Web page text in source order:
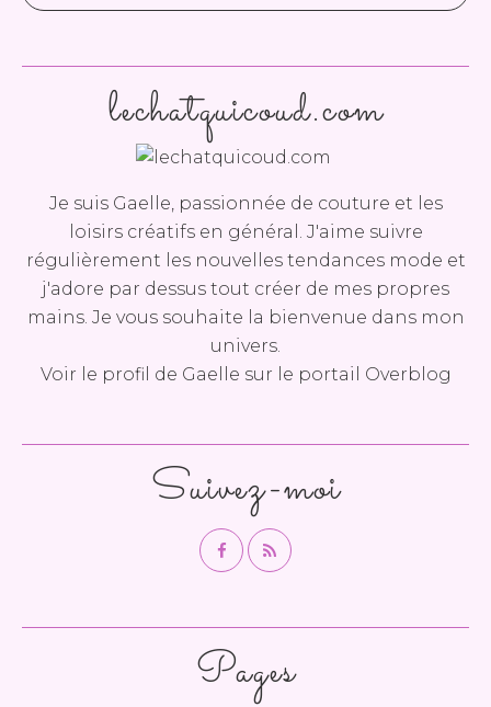
Pages
lechatquicoud.com
Je suis Gaelle, passionnée de couture et les
loisirs créatifs en général. J'aime suivre
régulièrement les nouvelles tendances mode et
j'adore par dessus tout créer de mes propres
mains. Je vous souhaite la bienvenue dans mon
univers.
Voir le profil de Gaelle sur le portail Overblog
Suivez-moi